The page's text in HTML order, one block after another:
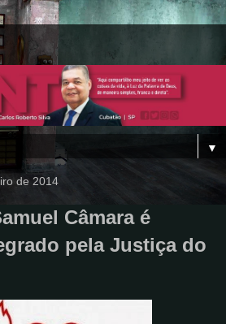
▼
de 2014
Câmara é
pela Justiça do